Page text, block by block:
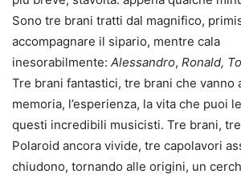
Sono tre brani tratti dal magnifico,
accompagnare il sipario, mentre cala
inesorabilmente: Alessandro, Ronald,
Tre brani fantastici, tre brani che vanno
memoria, l’esperienza, la vita che puoi
questi incredibili musicisti. Tre brani,
Polaroid ancora vivide, tre capolavori
chiudono, tornando alle origini, un